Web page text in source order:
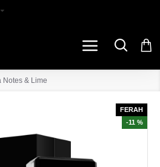
Notes & Lime
FERAH
-11 %